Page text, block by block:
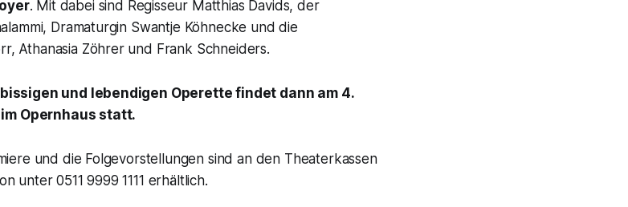
. Mit dabei sind Regisseur Matthias Davids, der
Dramaturgin Swantje Köhnecke und die
Athanasia Zöhrer und Frank Schneiders.
und lebendigen Operette findet dann am 4.
Opernhaus statt.
und die Folgevorstellungen sind an den Theaterkassen
unter 0511 9999 1111 erhältlich.